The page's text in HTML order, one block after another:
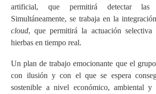
artificial, que permitirá detectar las
Simultáneamente, se trabaja en la
cloud, que permitirá la actuación selectiva
hierbas en tiempo real.
Un plan de trabajo emocionante que el
con ilusión y con el que se espera
sostenible a nivel económico, ambiental y